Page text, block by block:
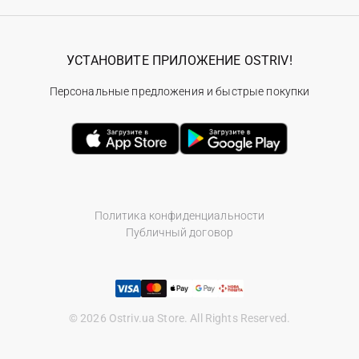
Политика конфиденциальности
Публичный договор
© 2026 Ostriv.ua Store. All Rights Reserved.
УСТАНОВИТЕ ПРИЛОЖЕНИЕ OSTRIV!
Персональные предложения и быстрые покупки